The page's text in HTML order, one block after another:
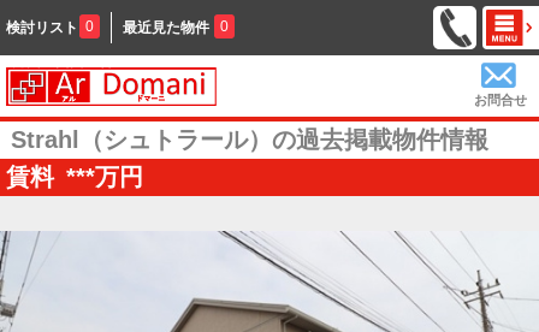
検討リスト 0 最近見た物件 0
お問合せ
Strahl（シュトラール）の過去掲載物件情報
賃料 ***万円